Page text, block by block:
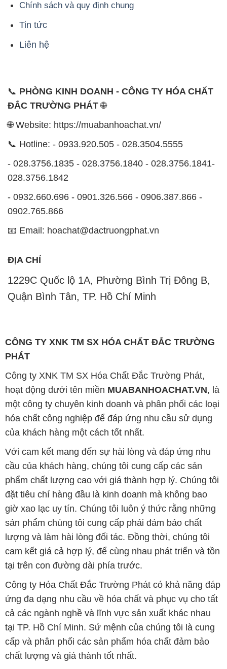
Chính sách và quy định chung
Tin tức
Liên hệ
📞 PHÒNG KINH DOANH - CÔNG TY HÓA CHẤT
ĐẮC TRƯỜNG PHÁT🌐
🌐 Website: https://muabanhoachat.vn/
📞 Hotline: - 0933.920.505 - 028.3504.5555
- 028.3756.1835 - 028.3756.1840 - 028.3756.1841-
028.3756.1842
- 0932.660.696 - 0901.326.566 - 0906.387.866 -
0902.765.866
📧 Email: hoachat@dactruongphat.vn
ĐỊA CHỈ
1229C Quốc lộ 1A, Phường Bình Trị Đông B,
Quận Bình Tân, TP. Hồ Chí Minh
CÔNG TY XNK TM SX HÓA CHẤT ĐẮC TRƯỜNG
PHÁT
Công ty XNK TM SX Hóa Chất Đắc Trường Phát,
hoạt động dưới tên miền MUABANHOACHAT.VN, là
một công ty chuyên kinh doanh và phân phối các loại
hóa chất công nghiệp để đáp ứng nhu cầu sử dụng
của khách hàng một cách tốt nhất.
Với cam kết mang đến sự hài lòng và đáp ứng nhu
cầu của khách hàng, chúng tôi cung cấp các sản
phẩm chất lượng cao với giá thành hợp lý. Chúng tôi
đặt tiêu chí hàng đầu là kinh doanh mà không bao
giờ xao lạc uy tín. Chúng tôi luôn ý thức rằng những
sản phẩm chúng tôi cung cấp phải đảm bảo chất
lượng và làm hài lòng đối tác. Đồng thời, chúng tôi
cam kết giá cả hợp lý, để cùng nhau phát triển và tồn
tại trên con đường dài phía trước.
Công ty Hóa Chất Đắc Trường Phát có khả năng đáp
ứng đa dạng nhu cầu về hóa chất và phục vụ cho tất
cả các ngành nghề và lĩnh vực sản xuất khác nhau
tại TP. Hồ Chí Minh. Sứ mệnh của chúng tôi là cung
cấp và phân phối các sản phẩm hóa chất đảm bảo
chất lượng và giá thành tốt nhất.